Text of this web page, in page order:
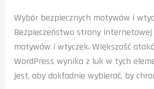
Wybór bezpiecznych motywów i
Bezpieczeństwo strony internetowej
motywów i wtyczek. Większość
WordPress wynika z luk w tych
jest, aby dokładnie wybierać, by